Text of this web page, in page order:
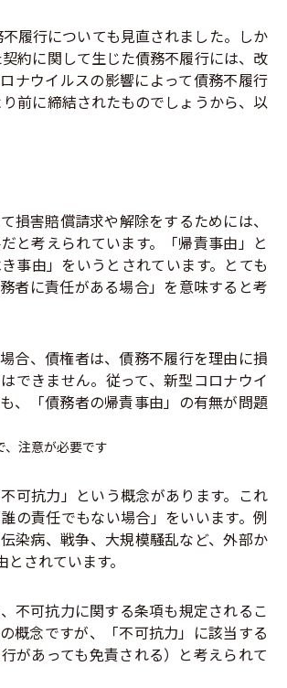
履行についても見直されました。しか
約に関して生じた債務不履行には、改
ナウイルスの影響によって債務不履行
前に締結されたものでしょうから、以
害賠償請求や解除をするためには、
と考えられています。「帰責事由」と
事由」をいうとされています。とても
者に責任がある場合」を意味すると考
合、債権者は、債務不履行を理由に損
できません。従って、新型コロナウイ
、「債務者の帰責事由」の有無が問題
注意が必要です
可抗力」という概念があります。これ
の責任でもない場合」をいいます。例
染病、戦争、大規模騒乱など、外部か
されています。
不可抗力に関する条項も規定されるこ
概念ですが、「不可抗力」に該当する
があっても免責される）と考えられて